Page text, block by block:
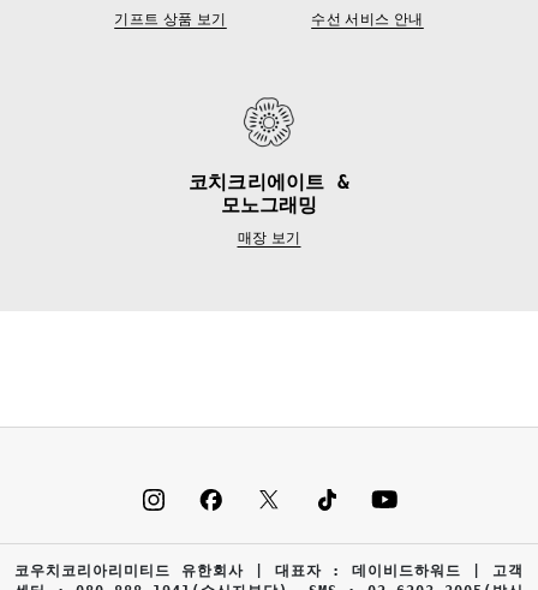
기프트 상품 보기 수선 서비스 안내
코치크리에이트 &
모노그래밍
매장 보기
코우치코리아리미티드 유한회사 | 대표자 : 데이비드하워드 | 고객